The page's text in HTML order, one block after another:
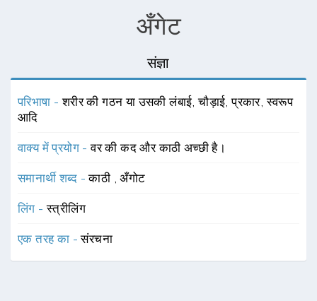
अँगेट
संज्ञा
परिभाषा -शरीर की गठन या उसकी लंबाई, चौड़ाई, प्रकार, स्वरूप
आदि
वाक्य में प्रयोग -वर की कद और काठी अच्छी है।
समानार्थी शब्द -काठी ,अँगोट
लिंग -स्त्रीलिंग
एक तरह का -संरचना